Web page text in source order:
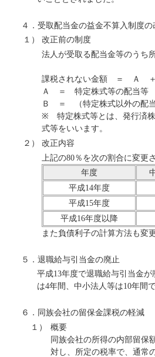
４．受取配当金の益金不算入制度の
１）
改正前の制度
法人が受取る配当金等のうち
課税されない金額 ＝ Ａ
Ａ ＝ 特定株式等の配当等
Ｂ ＝ （特定株式以外の
※ 特定株式等とは、発行済株
式等をいいます。
２）
改正内容
上記の80％を次の割合に変更
年度
平成14年度
平成15年度
平成16年度以降
また負債利子の計算方法も変
５．退職給与引当金の廃止
平成13年度で退職給与引当金
は4年間、中小法人等は10年間
６．同族会社の留保金課税の軽減
１）
概要
同族会社の所得の内部留保
対し、所定の税率で、通常